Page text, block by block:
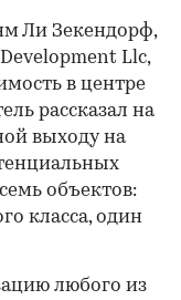
Ли Зекендорф,
Llc,
в центре
рассказал на
выходу на
объектов:
класса, один
любого из